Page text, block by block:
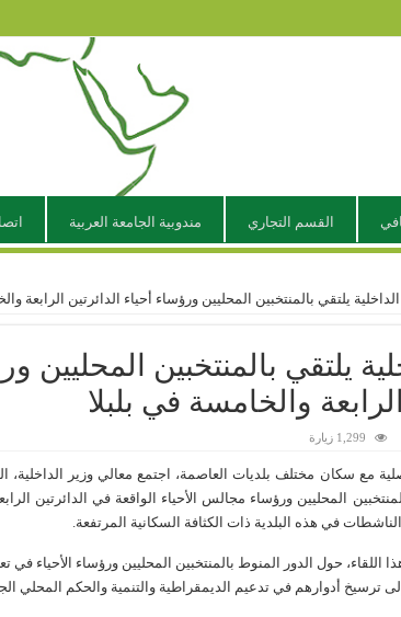
القسم التجاري مندوبية الجامعة العربية
يلتقي بالمنتخبين المحليين ورؤساء أحياء الدائرتين الرابعة
يلتقي بالمنتخبين المحليين
الرابعة والخامسة في بلبلا
1,299 زيارة
مع سكان مختلف بلديات العاصمة، اجتمع معالي وزير
المحليين ورؤساء مجالس الأحياء الواقعة في الدائرتين
في هذه البلدية ذات الكثافة السكانية المرتفعة.
حول الدور المنوط بالمنتخبين المحليين ورؤساء الأحياء في
ترسيخ أدوارهم في تدعيم الديمقراطية والتنمية والحكم المحلي